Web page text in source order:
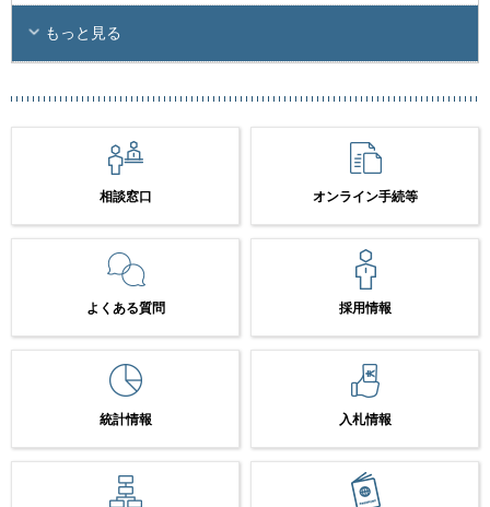
もっと見る
相談窓口 オンライン手続等
よくある質問 採用情報
統計情報 入札情報